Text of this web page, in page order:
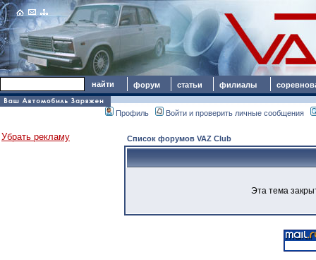
форум статьи филиалы
Профиль Войти и проверить личные сообщения
Убрать рекламу Список форумов VAZ Club
Эта тема